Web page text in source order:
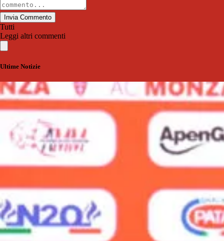
Invia Commento
Tutti
Leggi altri commenti
Ultime Notizie